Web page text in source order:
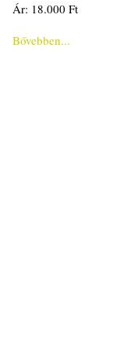
Ár: 18.000 Ft
Bővebben...